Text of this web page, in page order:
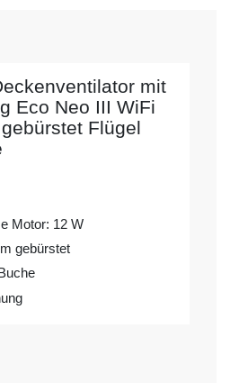
mit
Eco Neo III WiFi
Flügel
Motor: 12 W
gebürstet